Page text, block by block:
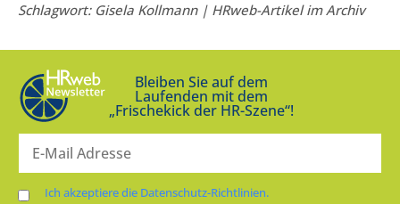
Schlagwort: Gisela Kollmann | HRweb-Artikel im Archiv
Bleiben Sie auf dem
Laufenden mit dem
„Frischekick der HR-Szene“!
Ich akzeptiere die Datenschutz-Richtlinien.